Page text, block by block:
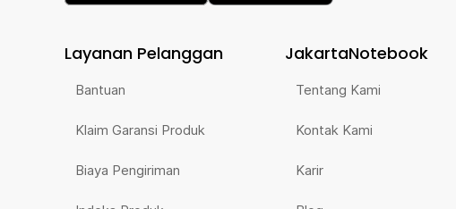
Layanan Pelanggan
Bantuan
Klaim Garansi Produk
Biaya Pengiriman
JakartaNotebook
Tentang Kami
Kontak Kami
Karir